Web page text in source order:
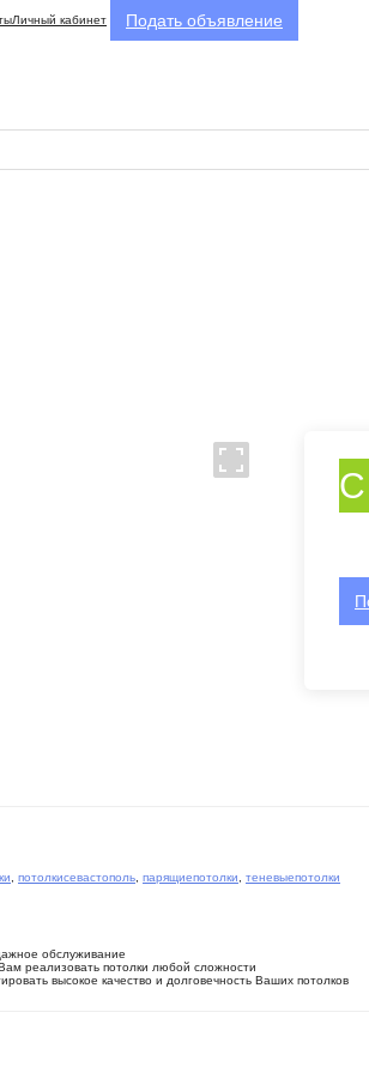
Личный кабинет Подать объявление
С
потолкисевастополь парящиепотолки теневыепотолки
обслуживание
реализовать потолки любой сложности
высокое качество и долговечность Ваших потолков